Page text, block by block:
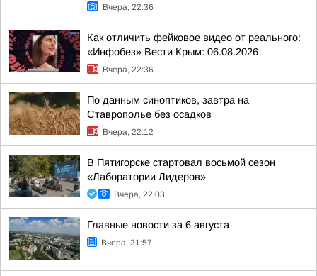
Вчера, 22:36
Как отличить фейковое видео от реального:
«Инфобез» Вести Крым: 06.08.2026
Вчера, 22:36
По данным синоптиков, завтра на
Ставрополье без осадков
Вчера, 22:12
В Пятигорске стартовал восьмой сезон
«Лаборатории Лидеров»
Вчера, 22:03
Главные новости за 6 августа
Вчера, 21:57